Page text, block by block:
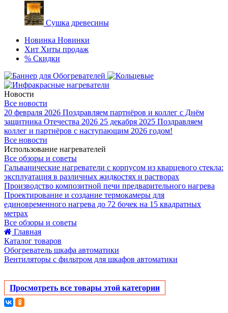
Сушка древесины
Новинка Новинки
Хит Хиты продаж
% Скидки
Новости
Все новости
20 февраля 2026 Поздравляем партнёров и коллег с Днём
защитника Отечества 2026 25 декабря 2025 Поздравляем
коллег и партнёров с наступающим 2026 годом!
Все новости
Использование нагревателей
Все обзоры и советы
Гальванические нагреватели с корпусом из кварцевого стекла:
эксплуатация в различных жидкостях и растворах
Производство композитной печи предварительного нагрева
Проектирование и создание термокамеры для
единовременного нагрева до 72 бочек на 15 квадратных
метрах
Все обзоры и советы
Главная
Каталог товаров
Обогреватель шкафа автоматики
Вентиляторы с фильтром для шкафов автоматики
Просмотреть все товары этой категории